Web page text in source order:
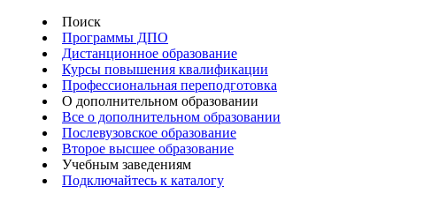
Поиск
Программы ДПО
Дистанционное образование
Курсы повышения квалификации
Профессиональная переподготовка
О дополнительном образовании
Все о дополнительном образовании
Послевузовское образование
Второе высшее образование
Учебным заведениям
Подключайтесь к каталогу